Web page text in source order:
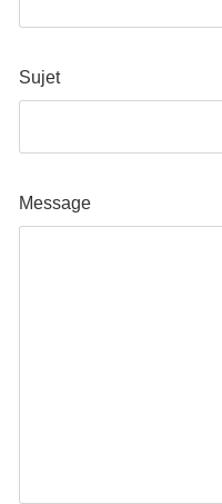
Sujet
Message